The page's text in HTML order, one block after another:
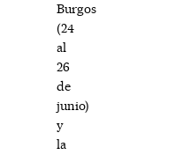
Burgos
(24
al
26
de
junio)
y
la